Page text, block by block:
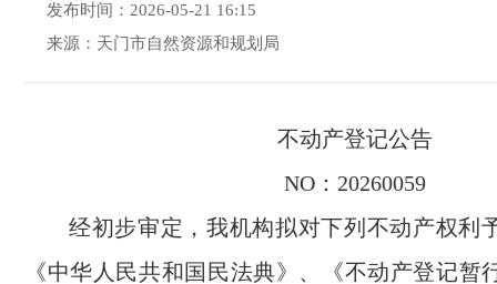
发布时间：2026-05-21 16:15
来源：天门市自然资源和规划局
不动产登记公告
NO：20260059
经初步审定，我机构拟对下列不动产权利
《中华人民共和国民法典》、《不动产登记暂